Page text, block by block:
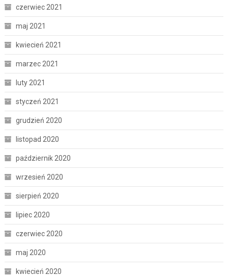
czerwiec 2021
maj 2021
kwiecień 2021
marzec 2021
luty 2021
styczeń 2021
grudzień 2020
listopad 2020
październik 2020
wrzesień 2020
sierpień 2020
lipiec 2020
czerwiec 2020
maj 2020
kwiecień 2020